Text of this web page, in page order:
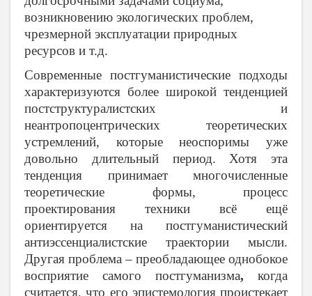
возникновению экологических проблем,
чрезмерной эксплуатации природных
ресурсов и т.д.
Современные постгуманистические подходы
характеризуются более широкой тенденцией
постструктуралистских и
неантропоцентрических теоретических
устремлений, которые неоспоримы уже
довольно длительный период. Хотя эта
тенденция принимает многочисленные
теоретические формы, процесс
проектирования техники всё ещё
ориентируется на постгуманистический
антиэссенциалистские траектории мысли.
Другая проблема – преобладающее однобокое
восприятие самого постгуманизма, когда
считается, что его эпистемология проистекает